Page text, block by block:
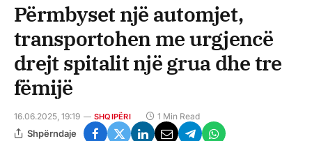
Përmbyset një automjet,
transportohen me urgjencë
drejt spitalit një grua dhe tre
fëmijë
16.06.2025, 19:19 SHQIPËRI 1 Min Read
Shpërndaje